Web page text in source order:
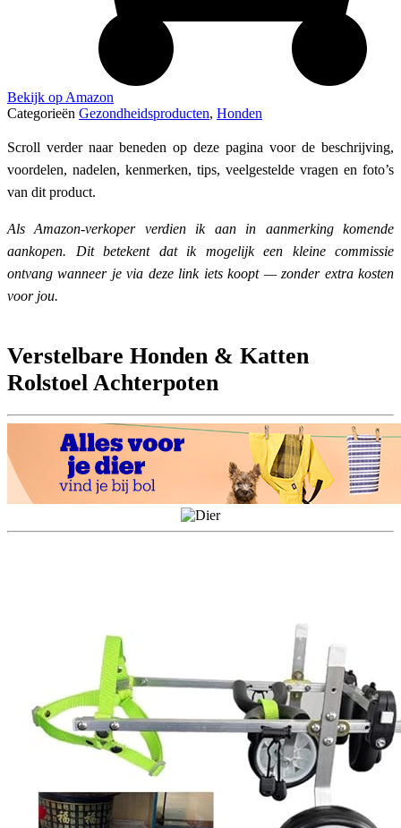
Bekijk op Amazon
Categorieën Gezondheidsproducten, Honden
Scroll verder naar beneden op deze pagina voor de beschrijving,
voordelen, nadelen, kenmerken, tips, veelgestelde vragen en foto’s
van dit product.
Als Amazon-verkoper verdien ik aan in aanmerking komende
aankopen. Dit betekent dat ik mogelijk een kleine commissie
ontvang wanneer je via deze link iets koopt — zonder extra kosten
voor jou.
Verstelbare Honden & Katten
Rolstoel Achterpoten